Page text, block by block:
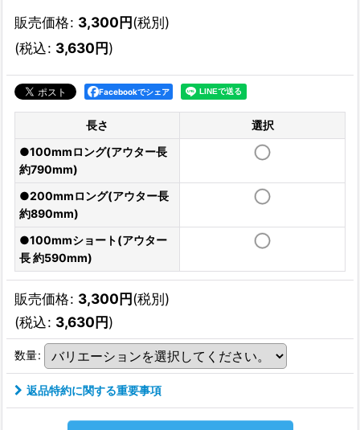
販売価格: 3,300円(税別)
(税込: 3,630円)
Facebookでシェア
長さ
選択
●100mmロング(アウター長
約790mm)
●200mmロング(アウター長
約890mm)
●100mmショート(アウター
長 約590mm)
販売価格: 3,300円(税別)
(税込: 3,630円)
数量:
返品特約に関する重要事項